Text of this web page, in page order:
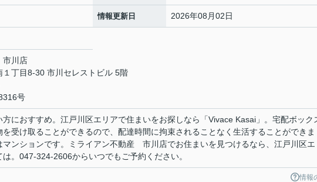
情報更新日 2026年08月02日
川店
１丁目8-30 市川セレストビル 5階
号
方におすすめ。江戸川区エリアで住まいをお探しなら「Vivace Kasai」。宅配ボック
受け取ることができるので、配達時間に拘束されることなく生活することができま
マンションです。ミライアン不動産 市川店でお住まいを見つけるなら、江戸川区エ
。047-324-2606からいつでもご予約ください。
情報